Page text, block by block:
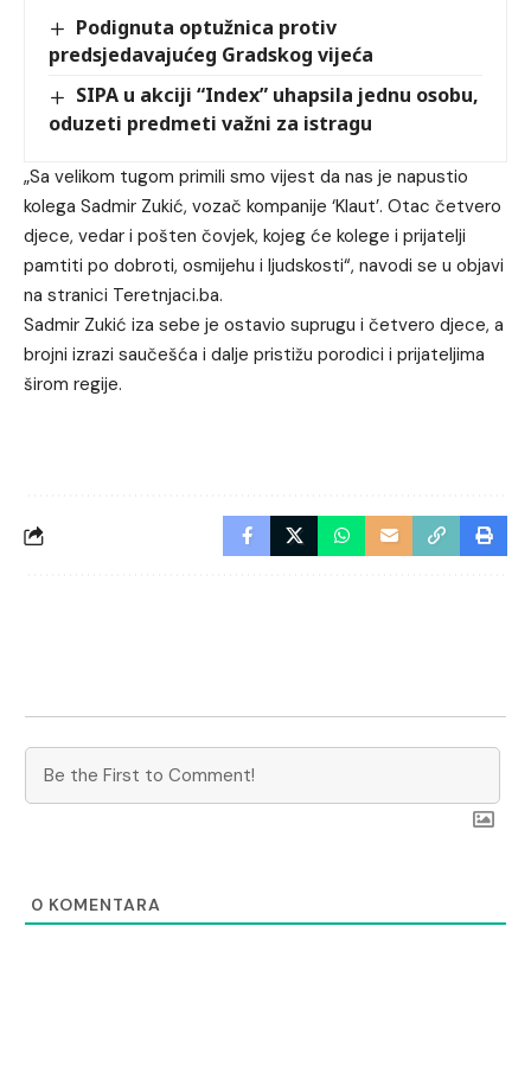
Podignuta optužnica protiv
predsjedavajućeg Gradskog vijeća
SIPA u akciji “Index” uhapsila jednu osobu,
oduzeti predmeti važni za istragu
„Sa velikom tugom primili smo vijest da nas je napustio
kolega Sadmir Zukić, vozač kompanije ‘Klaut’. Otac četvero
djece, vedar i pošten čovjek, kojeg će kolege i prijatelji
pamtiti po dobroti, osmijehu i ljudskosti“, navodi se u objavi
na stranici Teretnjaci.ba.
Sadmir Zukić iza sebe je ostavio suprugu i četvero djece, a
brojni izrazi saučešća i dalje pristižu porodici i prijateljima
širom regije.
0 KOMENTARA